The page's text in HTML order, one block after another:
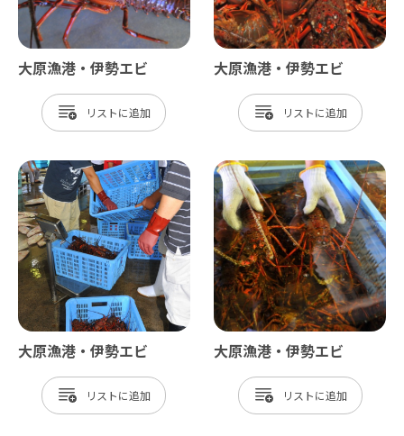
大原漁港・伊勢エビ
リスト
大原漁港・伊勢エビ
リスト
大原漁港・伊勢エビ
リスト
大原漁港・伊勢エビ
リスト